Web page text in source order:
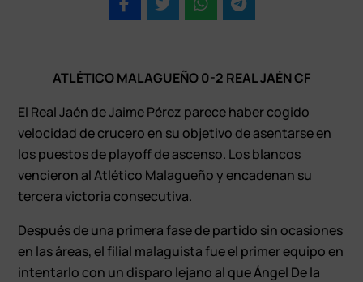
ATLÉTICO MALAGUEÑO 0-2 REAL JAÉN CF
El Real Jaén de Jaime Pérez parece haber cogido
velocidad de crucero en su objetivo de asentarse en
los puestos de playoff de ascenso. Los blancos
vencieron al Atlético Malagueño y encadenan su
tercera victoria consecutiva.
Después de una primera fase de partido sin ocasiones
en las áreas, el filial malaguista fue el primer equipo en
intentarlo con un disparo lejano al que Ángel De la